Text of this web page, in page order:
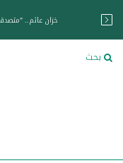
خزان عائم..
بحث